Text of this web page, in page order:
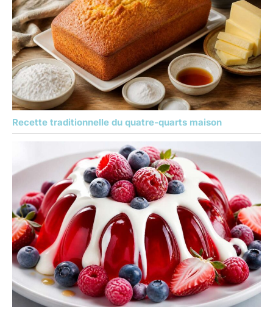
Recette traditionnelle du quatre-quarts maison